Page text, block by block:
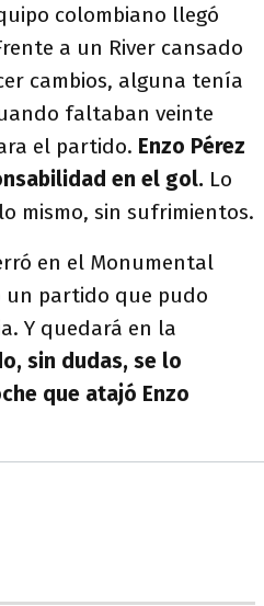
colombiano llegó
a un River cansado
cambios, alguna tenía
faltaban veinte
el partido. Enzo Pérez
en el gol. Lo
mismo, sin sufrimientos.
en el Monumental
un partido que pudo
Y quedará en la
sin dudas, se lo
que atajó Enzo